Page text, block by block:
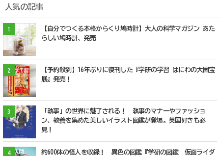
人気の記事
1
【自分でつくる本格からくり鳩時計】大人の科学マガジン あた
らしい鳩時計、発売
2
【予約殺到】16年ぶりに復刊した『学研の学習 はにわの大国宝
展』発売！
3
「執事」の世界に魅了される！ 執事のマナーやファッショ
ン、教養を集めた美しいイラスト図鑑が登場。英国好きも必
見！
4
約600体の怪人を収録！ 異色の図鑑『学研の図鑑 仮面ライダ